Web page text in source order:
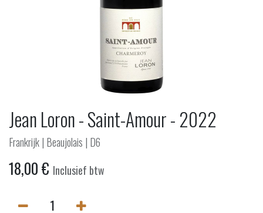
Jean Loron - Saint-Amour - 2022
Frankrijk | Beaujolais | D6
18,00€ Inclusief btw